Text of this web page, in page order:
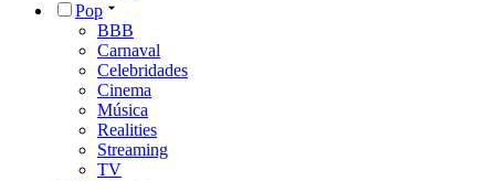
Pop
BBB
Carnaval
Celebridades
Cinema
Música
Realities
Streaming
TV